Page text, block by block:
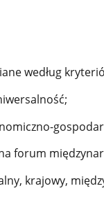
według
forum
krajowy,